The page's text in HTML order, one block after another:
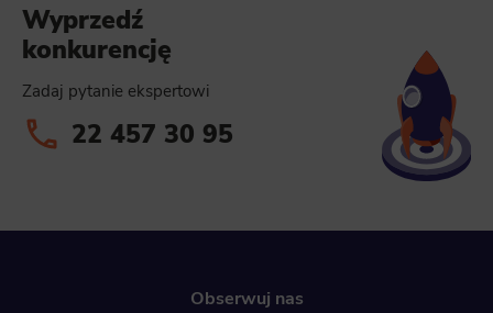
Wyprzedź
konkurencję
Zadaj pytanie ekspertowi
22 457 30 95
Obserwuj nas